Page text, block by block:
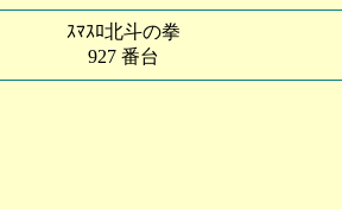
ｽﾏｽﾛ北斗の拳
927 番台